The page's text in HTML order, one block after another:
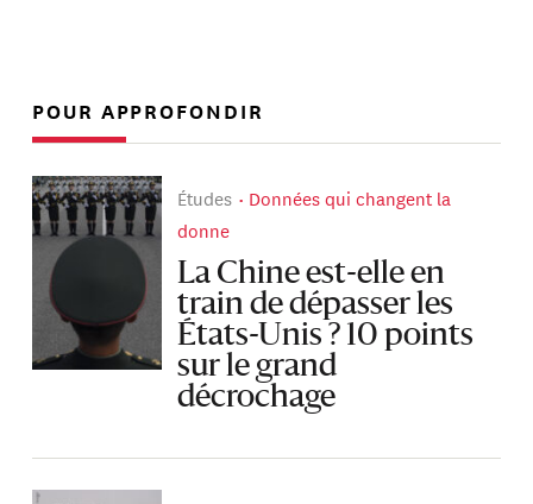
POUR APPROFONDIR
Études
Données qui changent la
donne
La Chine est-elle en
train de dépasser les
États-Unis ? 10 points
sur le grand
décrochage